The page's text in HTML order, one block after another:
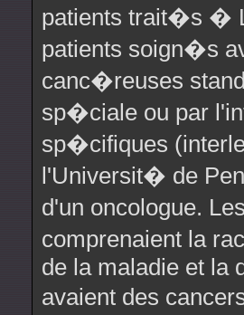
patients trait�s �
patients soign�s
canc�reuses
sp�ciale ou par
sp�cifiques
l'Universit� de
d'un oncologue.
comprenaient la
de la maladie et la
avaient des